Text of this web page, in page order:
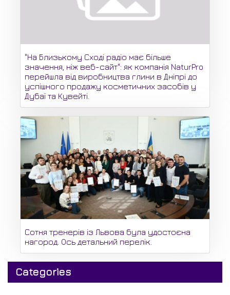
"На Близькому Сході радіо має більше
значення, ніж веб-сайт": як компанія NaturPro
перейшла від виробництва глини в Дніпрі до
успішного продажу косметичних засобів у
Дубаї та Кувейті.
Сотня тренерів із Львова була удостоєна
нагород. Ось детальний перелік.
Categories